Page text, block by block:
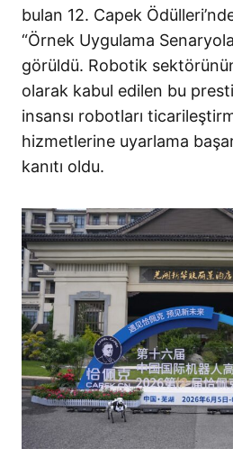
bulan 12. Capek
“Örnek Uygulama
görüldü. Robotik
olarak kabul edilen bu
insansı robotları
hizmetlerine uyarlama
kanıtı oldu.